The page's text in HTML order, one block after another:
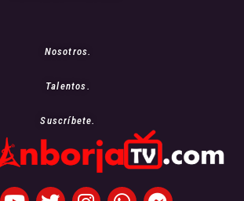
Nosotros.
Talentos.
Suscríbete.